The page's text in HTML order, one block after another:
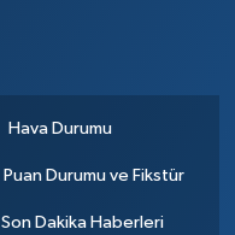
Hava Durumu
Puan Durumu ve Fikstür
Son Dakika Haberleri